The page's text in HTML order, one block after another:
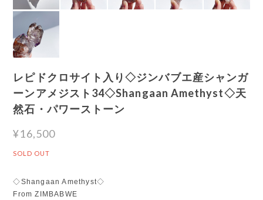
レピドクロサイト入り◇ジンバブエ産シャンガ
ーンアメジスト34◇Shangaan Amethyst◇天
然石・パワーストーン
¥16,500
SOLD OUT
◇Shangaan Amethyst◇
From ZIMBABWE